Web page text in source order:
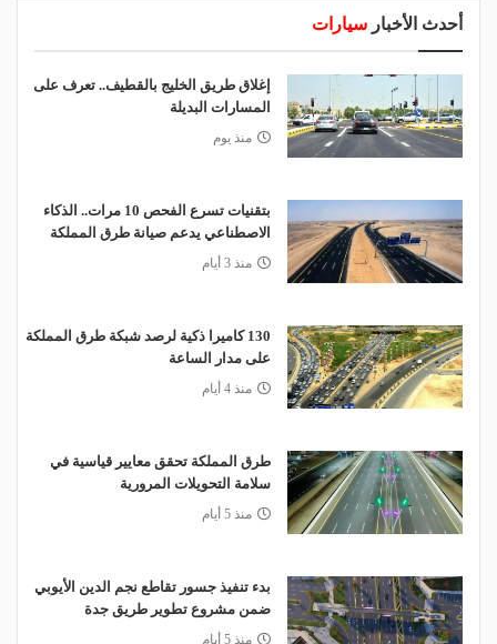
أحدث الأخبار سيارات
إغلاق طريق الخليج بالقطيف.. تعرف على
المسارات البديلة
منذ يوم
بتقنيات تسرع الفحص 10 مرات.. الذكاء
الاصطناعي يدعم صيانة طرق المملكة
منذ 3 أيام
130 كاميرا ذكية لرصد شبكة طرق المملكة
على مدار الساعة
منذ 4 أيام
طرق المملكة تحقق معايير قياسية في
سلامة التحويلات المرورية
منذ 5 أيام
بدء تنفيذ جسور تقاطع نجم الدين الأيوبي
ضمن مشروع تطوير طريق جدة
منذ 5 أيام